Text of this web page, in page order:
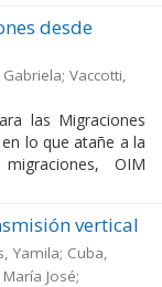
desde
Vaccotti,
las Migraciones
lo que atañe a la
OIM
vertical
Yamila; Cuba,
José;